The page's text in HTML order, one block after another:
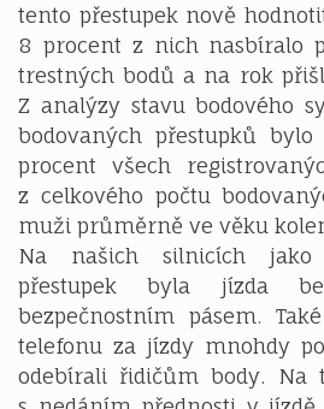
tento přestupek nově
8 procent z nich nasbíralo
trestných bodů a na rok
Z analýzy stavu bodového
bodovaných přestupků
procent všech
z celkového počtu
muži průměrně ve věku
Na našich silnicích jako
přestupek byla jízda
bezpečnostním pásem.
telefonu za jízdy mnohdy
odebírali řidičům body. Na